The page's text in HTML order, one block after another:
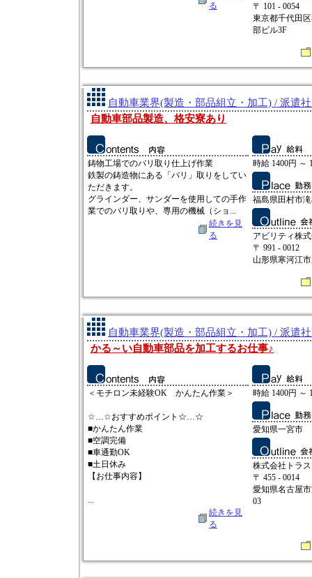
る
〒 101 - 0054
東京都千代田
部ビル3F
自動車業界(製造・部品組立・加工) / 派遣
自動車部品製造、格安寮あり
鋳物工場でのバリ取り仕上げ作業
鉄製の鋳造物にある「バリ」取りをしてい
ただきます。
グラインダー、サンダーを使用しての手作
業でのバリ取りや、専用の機械（ショ...
続きを見
る
時給 1400円 ～
福島県田村市
アビリティ株
〒 991 - 0012
山形県寒河江
自動車業界(製造・部品組立・加工) / 派遣
かる～い自動車部品を加工するお仕事♪
＜モチロン未経験OK かんたん作業＞
☆…☆おすすめポイント☆…☆
■かんたん作業
■空調完備
■車通勤OK
■土日休み
【お仕事内容】
...
続きを見
る
時給 1400円 ～
愛知県一宮市
株式会社トラ
〒 455 - 0014
愛知県名古屋
03